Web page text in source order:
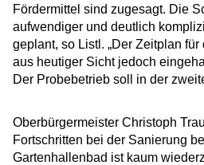
Fördermittel sind zugesagt. Die
aufwendiger und deutlich
geplant, so Listl. „Der Zeitplan
aus heutiger Sicht jedoch
Der Probebetrieb soll in der
Oberbürgermeister Christoph
Fortschritten bei der Sanierung
Gartenhallenbad ist kaum